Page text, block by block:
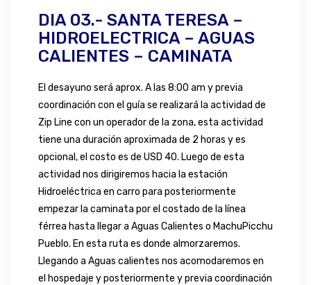
DIA 03.- SANTA TERESA –
HIDROELECTRICA – AGUAS
CALIENTES – CAMINATA
El desayuno será aprox. A las 8:00 am y previa
coordinación con el guía se realizará la actividad de
Zip Line con un operador de la zona, esta actividad
tiene una duración aproximada de 2 horas y es
opcional, el costo es de USD 40. Luego de esta
actividad nos dirigiremos hacia la estación
Hidroeléctrica en carro para posteriormente
empezar la caminata por el costado de la línea
férrea hasta llegar a Aguas Calientes o MachuPicchu
Pueblo. En esta ruta es donde almorzaremos.
Llegando a Aguas calientes nos acomodaremos en
el hospedaje y posteriormente y previa coordinación